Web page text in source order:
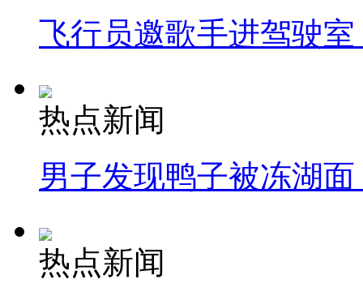
飞行员邀歌手进驾驶
热点新闻
男子发现鸭子被冻湖
热点新闻